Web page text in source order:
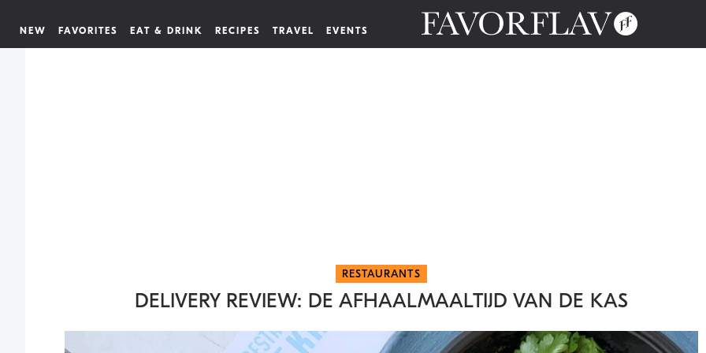
NEW FAVORITES EAT & DRINK RECIPES TRAVEL EVENTS
RESTAURANTS
DELIVERY REVIEW: DE AFHAALMAALTIJD VAN DE KAS